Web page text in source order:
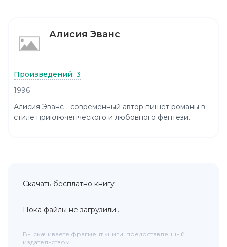
Алисия Эванс
Произведений: 3
1996
Алисия Эванс - современный автор пишет романы в
стиле приключенческого и любовного фентези.
Скачать бесплатно книгу
Пока файлы не загрузили...
Вы скачиваете фрагмент книги, предоставленный
издательством